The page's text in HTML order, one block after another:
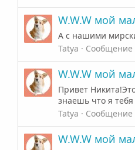
W.W.W мой
А с нашими
Tatya
W.W.W мой
Привет
знаешь что я
Tatya
W.W.W мой